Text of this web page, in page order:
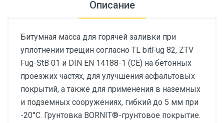
Описание
Битумная масса для горячей заливки при
уплотнении трещин согласно TL bitFug 82, ZTV
Fug-StB 01 и DIN EN 14188-1 (CE) на бетонных
проезжих частях, для улучшения асфальтовых
покрытий, а также для применения в наземных
и подземных сооружениях, гибкий до 5 мм при
-20°C. Грунтовка BORNIT®-грунтовое покрытие.